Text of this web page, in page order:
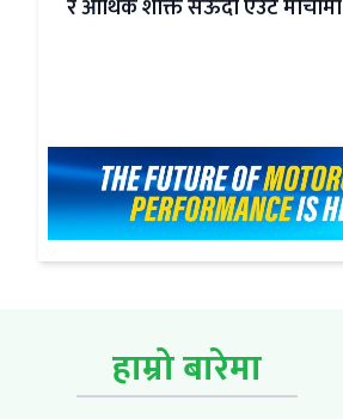
र आर्थिक शक्ति सऊदी एउटै मोर्चामा
हाम्रो बारेमा